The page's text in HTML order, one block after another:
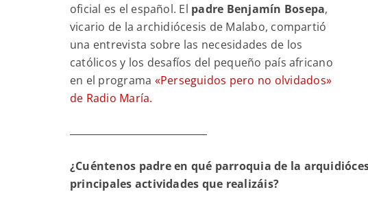
oficial es el español. El padre Benjamín Bosepa,
vicario de la archidiócesis de Malabo, compartió
una entrevista sobre las necesidades de los
católicos y los desafíos del pequeño país africano
en el programa «Perseguidos pero no olvidados»
de Radio María.
¿Cuéntenos padre en qué parroquia de la
principales actividades que realizáis?